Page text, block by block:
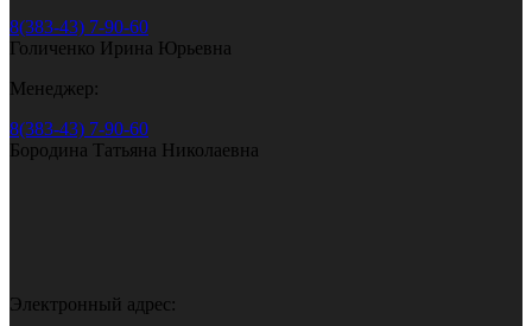
8(383-43) 7-90-60
Голиченко Ирина Юрьевна
Менеджер:
8(383-43) 7-90-60
Бородина Татьяна Николаевна
Электронный адрес: